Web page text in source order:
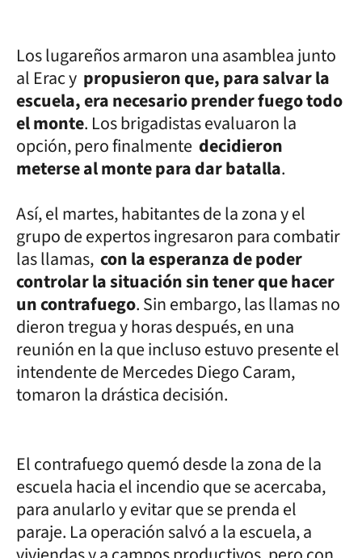
Los lugareños armaron una asamblea junto
al Erac y propusieron que, para salvar la
escuela, era necesario prender fuego todo
el monte. Los brigadistas evaluaron la
opción, pero finalmente decidieron
meterse al monte para dar batalla.
Así, el martes, habitantes de la zona y el
grupo de expertos ingresaron para combatir
las llamas, con la esperanza de poder
controlar la situación sin tener que hacer
un contrafuego. Sin embargo, las llamas no
dieron tregua y horas después, en una
reunión en la que incluso estuvo presente el
intendente de Mercedes Diego Caram,
tomaron la drástica decisión.
El contrafuego quemó desde la zona de la
escuela hacia el incendio que se acercaba,
para anularlo y evitar que se prenda el
paraje. La operación salvó a la escuela, a